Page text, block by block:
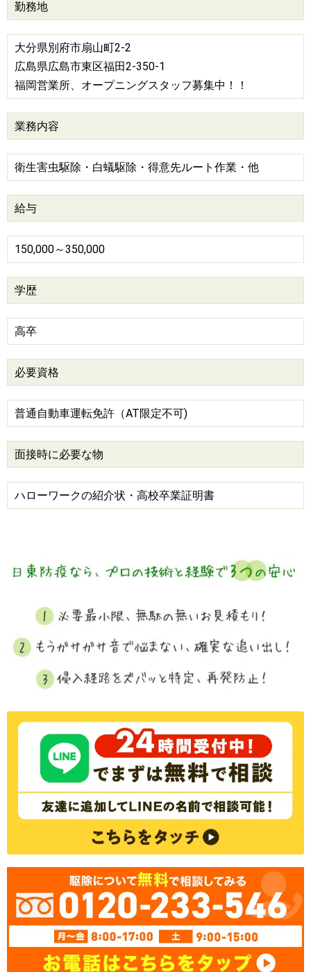
勤務地
大分県別府市扇山町2-2
広島県広島市東区福田2-350-1
福岡営業所、オープニングスタッフ募集中！！
業務内容
衛生害虫駆除・白蟻駆除・得意先ルート作業・他
給与
150,000～350,000
学歴
高卒
必要資格
普通自動車運転免許（AT限定不可)
面接時に必要な物
ハローワークの紹介状・高校卒業証明書